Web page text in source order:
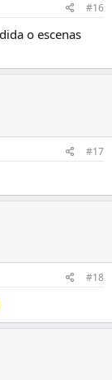
#16
o escenas
#17
#18